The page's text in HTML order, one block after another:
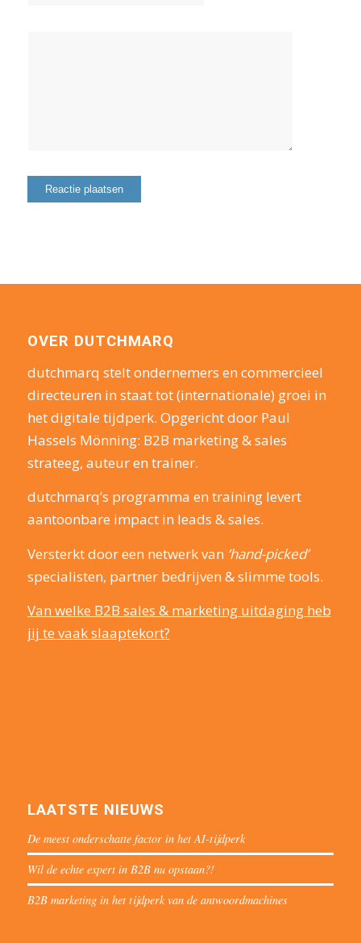
OVER DUTCHMARQ
dutchmarq stelt ondernemers en commercieel
directeuren in staat tot (internationale) groei in
het digitale tijdperk. Opgericht door Paul
Hassels Mönning: B2B marketing & sales
strateeg, auteur en trainer.
dutchmarq’s programma en training levert
aantoonbare impact in leads & sales.
Versterkt door een netwerk van ‘hand-picked’
specialisten, partner bedrijven & slimme tools.
Van welke B2B sales & marketing uitdaging heb
jij te vaak slaaptekort?
LAATSTE NIEUWS
De meest onderschatte factor in het AI-tijdperk
Wil de echte expert in B2B nu opstaan?!
B2B marketing in het tijdperk van de antwoordmachines